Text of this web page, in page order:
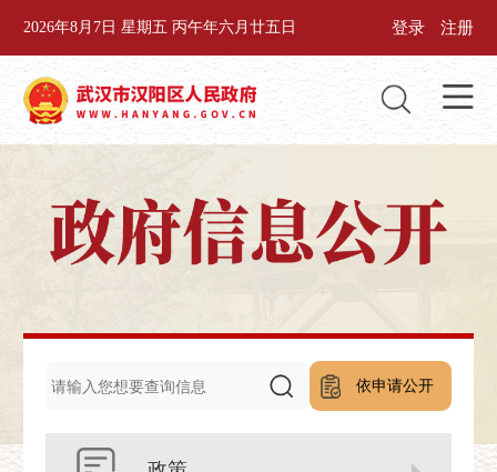
2026年8月7日 星期五 丙午年六月廿五日 登录 注册
依申请公开